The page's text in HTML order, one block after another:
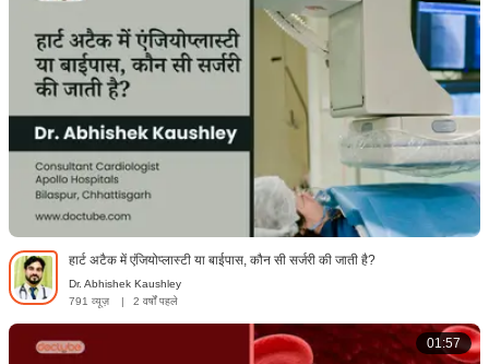
हार्ट अटैक में एंजियोप्लास्टी या बाईपास, कौन सी सर्जरी की जाती है?
Dr. Abhishek Kaushley
791 व्यूज़
| 2 वर्षों पहले
01:57